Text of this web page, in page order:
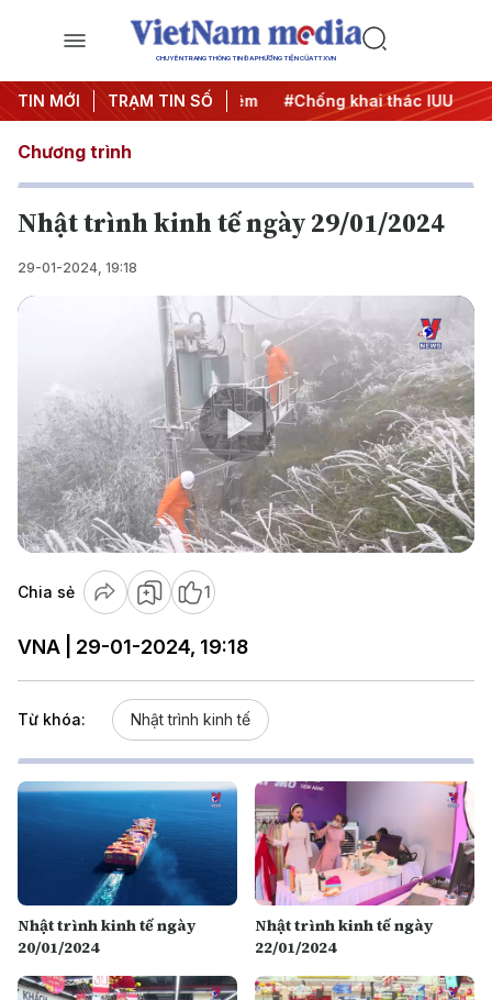
CHUYÊN TRANG THÔNG TIN ĐA PHƯƠNG TIỆN CỦA TTXVN
TIN MỚI TRẠM TIN SỐ
#Chiến dịch 500 ngày đêm #Chống khai thác IUU
Chương trình
Nhật trình kinh tế ngày 29/01/2024
29-01-2024, 19:18
Play
Video
Chia sẻ 1
VNA | 29-01-2024, 19:18
Từ khóa: Nhật trình kinh tế
Nhật trình kinh tế ngày
20/01/2024
Nhật trình kinh tế ngày
22/01/2024